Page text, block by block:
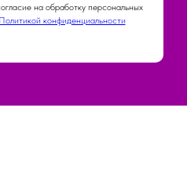
на обработку персональных
Политикой конфиденциальности